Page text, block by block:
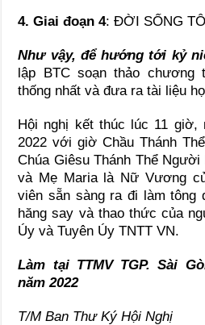
4. Giai đoạn 4: ĐỜI SỐNG
Như vậy, để hướng tới kỷ
lập BTC soạn thảo chương
thống nhất và đưa ra tài liệu
Hội nghị kết thúc lúc 11 giờ,
2022 với giờ Chầu Thánh
Chúa Giêsu Thánh Thể
và Mẹ Maria là Nữ Vương
viên sẵn sàng ra đi làm tông
hăng say và thao thức của
Úy và Tuyên Úy TNTT VN.
Làm tại TTMV TGP. Sài
năm 2022
T/M Ban Thư Ký Hội Nghị